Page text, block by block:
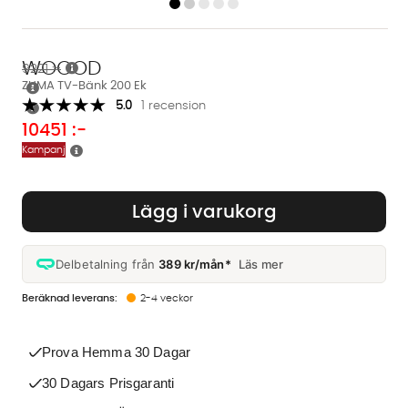
ZUMA TV-Bänk 200 Ek
WOOOD
5.0 1 recension
10451 :-
9221 :-
Kampanj
Lägg i varukorg
Delbetalning från 389 kr/mån* Läs mer
2-4 veckor
Prova Hemma 30 Dagar
30 Dagars Prisgaranti